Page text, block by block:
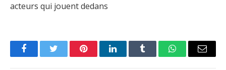
acteurs qui jouent dedans
FacebookTwitter PinterestLinkedInTumblr WhatsAppEmail